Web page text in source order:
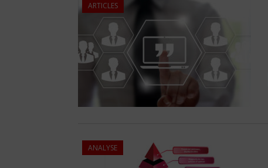
ARTICLES
ANALYSE